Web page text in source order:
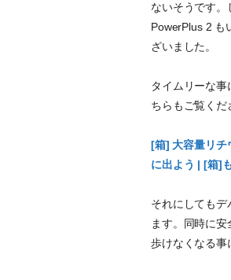
ないそうです
PowerPlus 2 も
ざいました。
タイムリーな
ちらもご覧くだ
[箱] 大容量リチ
に出よう | [箱]
それにしても
ます。同時に
歩けなくなる事